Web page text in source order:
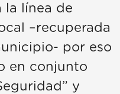
la línea de
–recuperada
por eso
en conjunto
y